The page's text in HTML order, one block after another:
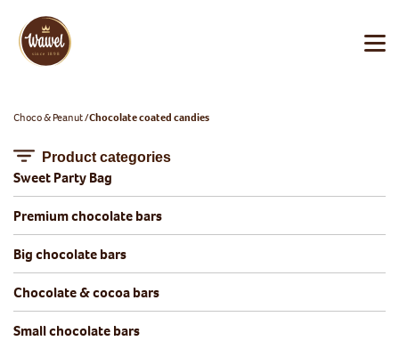
Choco & Peanut Chocolate coated candies
Product categories
Sweet Party Bag
Premium chocolate bars
Big chocolate bars
Chocolate & cocoa bars
Small chocolate bars